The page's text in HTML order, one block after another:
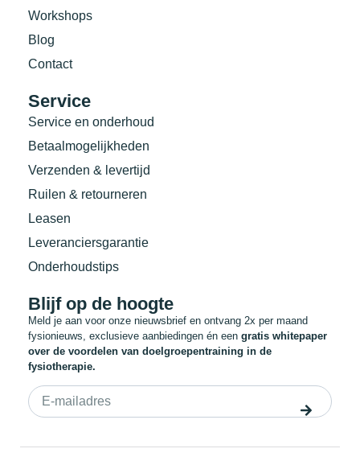
Workshops
Blog
Contact
Service
Service en onderhoud
Betaalmogelijkheden
Verzenden & levertijd
Ruilen & retourneren
Leasen
Leveranciersgarantie
Onderhoudstips
Blijf op de hoogte
Meld je aan voor onze nieuwsbrief en ontvang 2x per maand
fysionieuws, exclusieve aanbiedingen én een gratis whitepaper
over de voordelen van doelgroepentraining in de
fysiotherapie.